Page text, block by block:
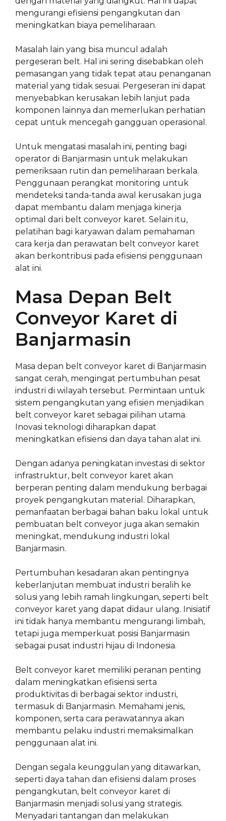
mengurangi efisiensi pengangkutan dan
meningkatkan biaya pemeliharaan.
Masalah lain yang bisa muncul adalah
pergeseran belt. Hal ini sering disebabkan oleh
pemasangan yang tidak tepat atau penanganan
material yang tidak sesuai. Pergeseran ini dapat
menyebabkan kerusakan lebih lanjut pada
komponen lainnya dan memerlukan perhatian
cepat untuk mencegah gangguan operasional.
Untuk mengatasi masalah ini, penting bagi
operator di Banjarmasin untuk melakukan
pemeriksaan rutin dan pemeliharaan berkala.
Penggunaan perangkat monitoring untuk
mendeteksi tanda-tanda awal kerusakan juga
dapat membantu dalam menjaga kinerja
optimal dari belt conveyor karet. Selain itu,
pelatihan bagi karyawan dalam pemahaman
cara kerja dan perawatan belt conveyor karet
akan berkontribusi pada efisiensi penggunaan
alat ini.
Masa Depan Belt
Conveyor Karet di
Banjarmasin
Masa depan belt conveyor karet di Banjarmasin
sangat cerah, mengingat pertumbuhan pesat
industri di wilayah tersebut. Permintaan untuk
sistem pengangkutan yang efisien menjadikan
belt conveyor karet sebagai pilihan utama.
Inovasi teknologi diharapkan dapat
meningkatkan efisiensi dan daya tahan alat ini.
Dengan adanya peningkatan investasi di sektor
infrastruktur, belt conveyor karet akan
berperan penting dalam mendukung berbagai
proyek pengangkutan material. Diharapkan,
pemanfaatan berbagai bahan baku lokal untuk
pembuatan belt conveyor juga akan semakin
meningkat, mendukung industri lokal
Banjarmasin.
Pertumbuhan kesadaran akan pentingnya
keberlanjutan membuat industri beralih ke
solusi yang lebih ramah lingkungan, seperti belt
conveyor karet yang dapat didaur ulang. Inisiatif
ini tidak hanya membantu mengurangi limbah,
tetapi juga memperkuat posisi Banjarmasin
sebagai pusat industri hijau di Indonesia.
Belt conveyor karet memiliki peranan penting
dalam meningkatkan efisiensi serta
produktivitas di berbagai sektor industri,
termasuk di Banjarmasin. Memahami jenis,
komponen, serta cara perawatannya akan
membantu pelaku industri memaksimalkan
penggunaan alat ini.
Dengan segala keunggulan yang ditawarkan,
seperti daya tahan dan efisiensi dalam proses
pengangkutan, belt conveyor karet di
Banjarmasin menjadi solusi yang strategis.
Menyadari tantangan dan melakukan